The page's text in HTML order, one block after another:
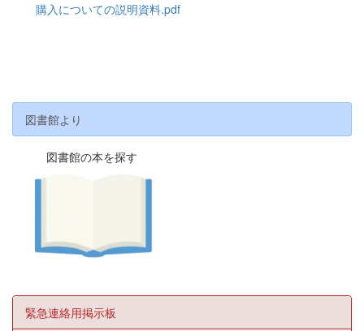
購入についての説明資料.pdf
図書館より
図書館の本を探す
緊急連絡用掲示板